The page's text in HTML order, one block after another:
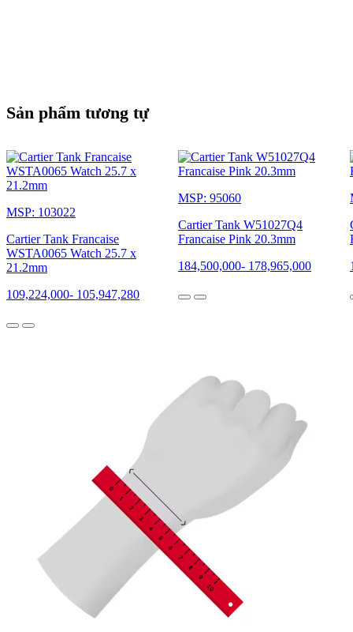
Sản phẩm tương tự
MSP: 103022
Cartier Tank Francaise
WSTA0065 Watch 25.7 x
21.2mm
109,224,000- 105,947,280
MSP: 95060
Cartier Tank W51027Q4
Francaise Pink 20.3mm
184,500,000- 178,965,000